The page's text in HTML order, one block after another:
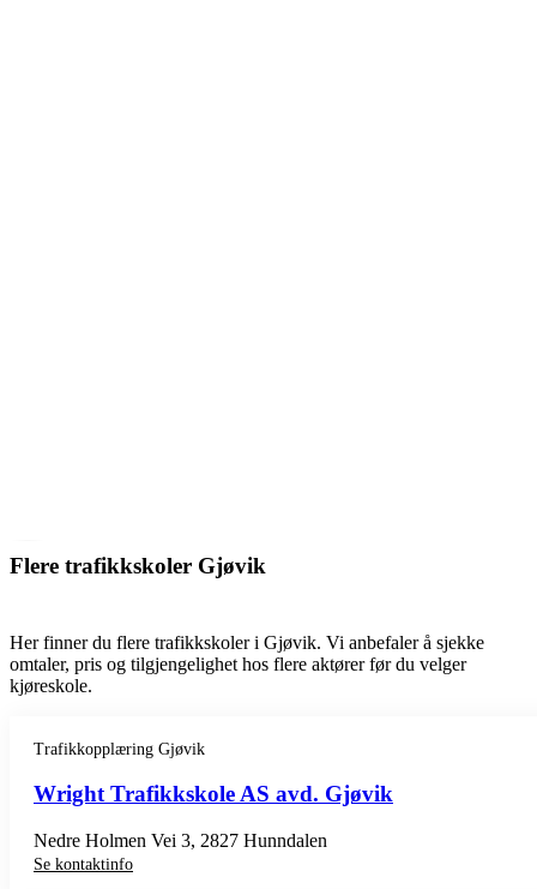
Flere trafikkskoler Gjøvik
Her finner du flere trafikkskoler i Gjøvik. Vi anbefaler å sjekke
omtaler, pris og tilgjengelighet hos flere aktører før du velger
kjøreskole.
Trafikkopplæring Gjøvik
Wright Trafikkskole AS avd. Gjøvik
Nedre Holmen Vei 3, 2827 Hunndalen
Se kontaktinfo